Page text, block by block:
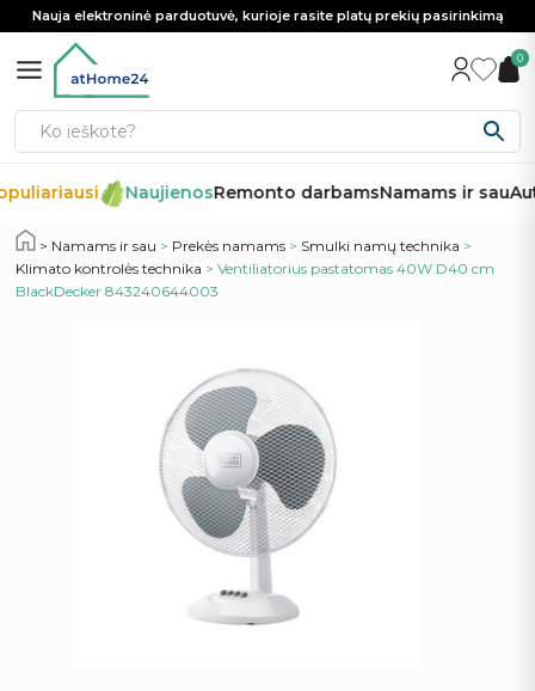
Nauja elektroninė parduotuvė, kurioje rasite platų prekių pasirinkimą
0
NaujienosRemonto darbamsNamams ir sau
Namams ir sau > Prekės namams > Smulki namų technika >
Klimato kontrolės technika > Ventiliatorius pastatomas 40W D40 cm
BlackDecker 843240644003